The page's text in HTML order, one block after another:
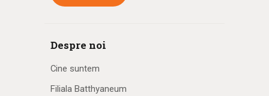
Despre noi
Cine suntem
Filiala Batthyaneum